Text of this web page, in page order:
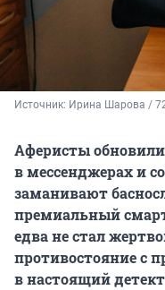
Источник: Ирина Шарова /
Аферисты
в мессенджерах и
заманивают
премиальный
едва не стал
противостояние с
в настоящий